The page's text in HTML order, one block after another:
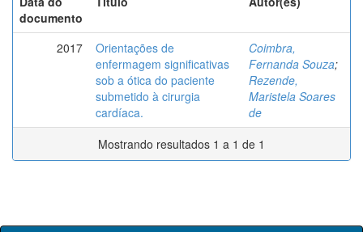
documento
2017
Orientações de
enfermagem significativas
sob a ótica do paciente
submetido à cirurgia
cardíaca.
Coimbra,
Fernanda Souza;
Rezende,
Maristela Soares
de
Mostrando resultados 1 a 1 de 1